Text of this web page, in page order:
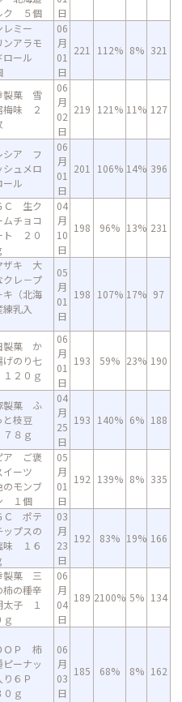
ク ５個
日
レミー
ンアラモ
ロール
06
月
01
日
221 112% 8% 321
製菓 雪
梅味 ２
06
月
02
日
219 121% 11% 127
シア フ
シュメロ
ール
06
月
01
日
201 106% 14% 396
Ｃ 生ク
ムチョコ
ト ２０
04
月
10
日
198 96% 13% 231
ザキ 大
クレ－プ
キ（北海
練乳入
05
月
01
日
198 107% 17% 97
製菓 か
げのり七
２０ｇ
06
月
01
日
193 59% 23% 190
製菓 ふ
と枝豆
８ｇ
04
月
25
日
193 140% 6% 188
ア ご褒
イーツ
のモンブ
１個
05
月
01
日
192 139% 8% 335
Ｃ ポテ
ップスの
味 １６
03
月
23
日
192 83% 19% 166
製菓 三
柿の種辛
太子 １
ｇ
06
月
04
日
189 2100% 5% 134
ＯＰ 柿
ピーナッ
り６Ｐ
０ｇ
06
月
03
日
185 68% 8% 162